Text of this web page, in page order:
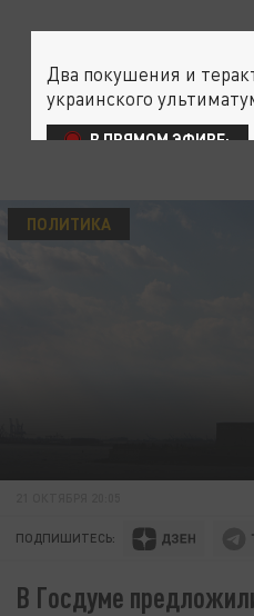
ПОЛИТИКА
ПОДПИШИТЕСЬ:
В Госдуме
Два покушения и
украинского
В ПРЯМОМ ЭФИРЕ: